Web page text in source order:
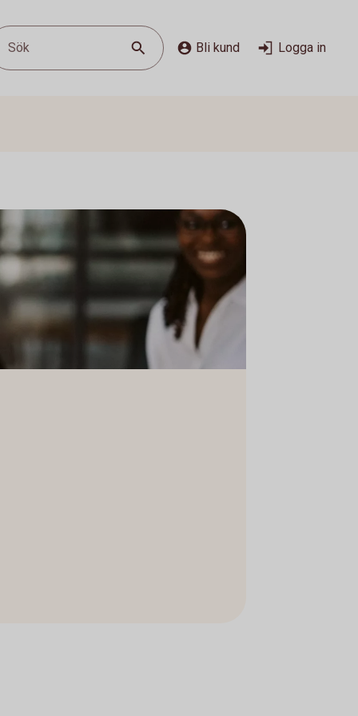
Sök Bli kund Logga in